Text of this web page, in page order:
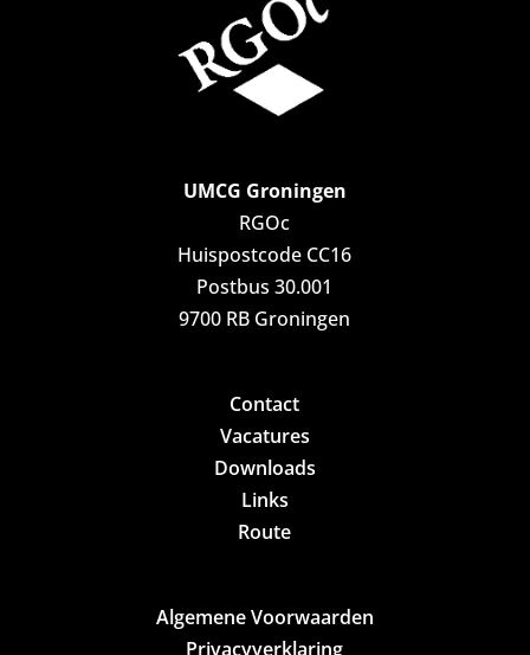
UMCG Groningen
RGOc
Huispostcode CC16
Postbus 30.001
9700 RB Groningen
Contact
Vacatures
Downloads
Links
Route
Algemene Voorwaarden
Privacyverklaring